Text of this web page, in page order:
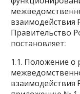
взаимодействия
Правительство
постановляет:
1.1. Положение о
взаимодействия